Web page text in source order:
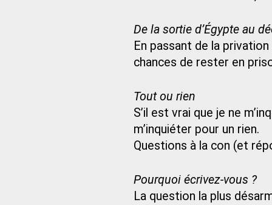
De la sortie d’Égypte au
En passant de la
chances de rester en
Tout ou rien
S’il est vrai que je ne
m’inquiéter pour un rien.
Questions à la con (et
Pourquoi écrivez-vous ?
La question la plus